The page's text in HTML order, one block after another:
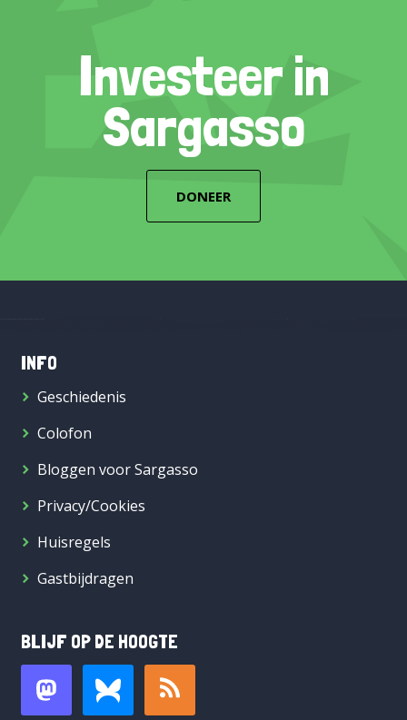
Investeer in
Sargasso
DONEER
INFO
Geschiedenis
Colofon
Bloggen voor Sargasso
Privacy/Cookies
Huisregels
Gastbijdragen
BLIJF OP DE HOOGTE